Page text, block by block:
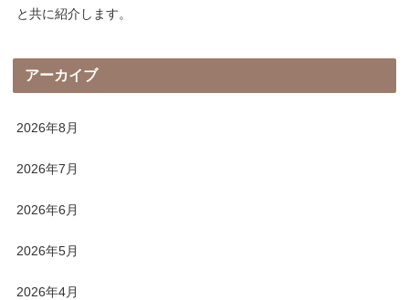
と共に紹介します。
アーカイブ
2026年8月
2026年7月
2026年6月
2026年5月
2026年4月